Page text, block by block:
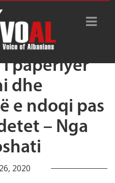
papërlyer
dhe
e ndoqi pas
– Nga
2020